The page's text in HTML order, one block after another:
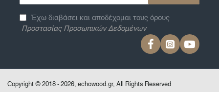
σας
Έχω διαβάσει και αποδέχομαι τους όρους
Προστασίας Προσωπικών Δεδομένων
Copyright © 2018 - 2026, echowood.gr, All Rights Reserved